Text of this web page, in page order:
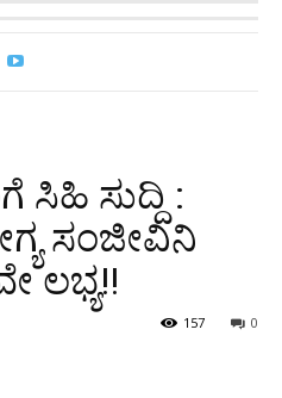
ಸಿಹಿ ಸುದ್ದಿ :
ಸಂಜೀವಿನಿ
ಲಭ್ಯ!!
0
157